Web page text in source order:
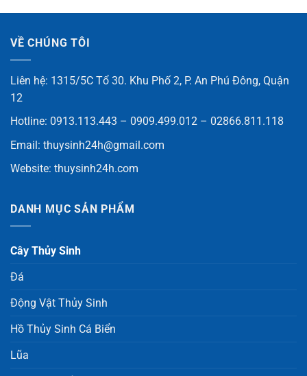
VỀ CHÚNG TÔI
Liên hệ: 1315/5C Tổ 30. Khu Phố 2, P. An Phú Đông, Quận
12
Hotline: 0913.113.443 – 0909.499.012 – 02866.811.118
Email: thuysinh24h@gmail.com
Website: thuysinh24h.com
DANH MỤC SẢN PHẨM
Cây Thủy Sinh
Đá
Động Vật Thủy Sinh
Hồ Thủy Sinh Cá Biển
Lũa